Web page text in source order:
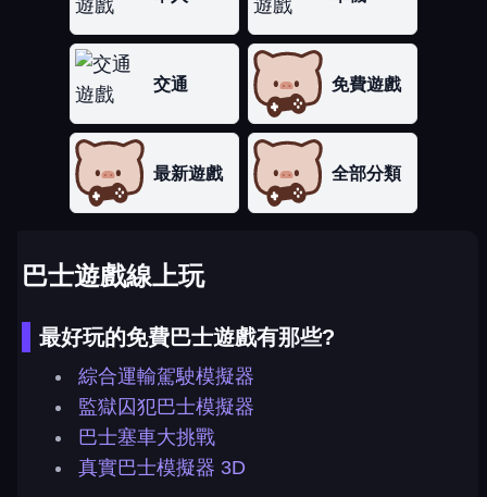
交通 免費遊戲
最新遊戲 全部分類
巴士遊戲線上玩
最好玩的免費巴士遊戲有那些?
綜合運輸駕駛模擬器
監獄囚犯巴士模擬器
巴士塞車大挑戰
真實巴士模擬器 3D